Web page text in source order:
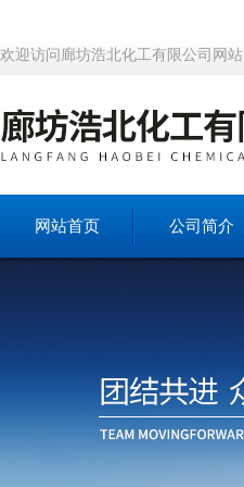
欢迎访问廊坊浩北化工有限公司网站
网站首页 公司简介